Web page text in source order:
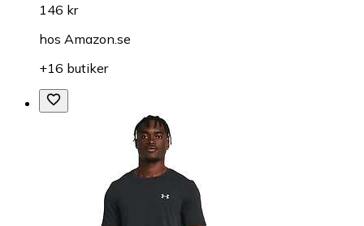
146 kr
hos Amazon.se
+16 butiker